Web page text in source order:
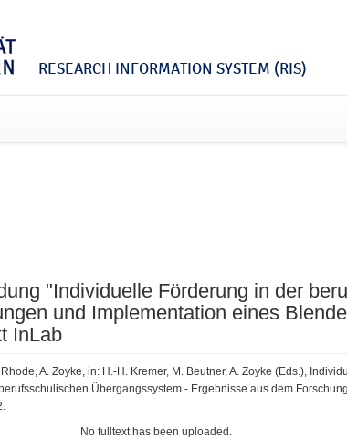
RESEARCH INFORMATION SYSTEM (RIS)
"Individuelle Förderung in der
und Implementation eines
InLab
A. Zoyke, in: H.-H. Kremer, M. Beutner, A. Zoyke (Eds.),
Übergangssystem - Ergebnisse aus dem
No fulltext has been uploaded.